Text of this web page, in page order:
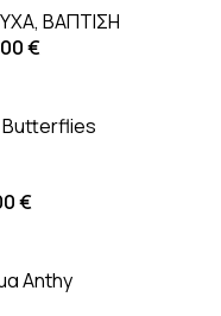
, ΒΑΠΤΙΣΗ
€
Butterflies
€
Anthy